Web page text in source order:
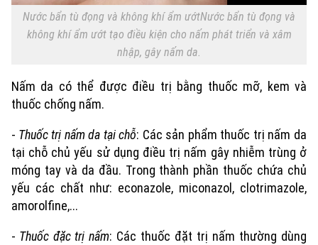
Nước bẩn tù đọng và không khí ẩm ướtNước bẩn tù đọng và
không khí ẩm ướt tạo điều kiện cho nấm phát triển và xâm
nhập, gây nấm da.
Nấm da có thể được điều trị bằng thuốc mỡ, kem và
thuốc chống nấm.
- Thuốc trị nấm da tại chỗ: Các sản phẩm thuốc trị nấm da
tại chỗ chủ yếu sử dụng điều trị nấm gây nhiễm trùng ở
móng tay và da đầu. Trong thành phần thuốc chứa chủ
yếu các chất như: econazole, miconazol, clotrimazole,
amorolfine,...
- Thuốc đặc trị nấm: Các thuốc đặt trị nấm thường dùng